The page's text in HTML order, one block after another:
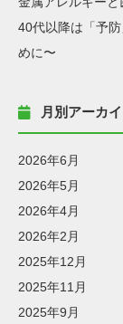
40代以降は「予
めに〜
月別アーカ
2026年6月
2026年5月
2026年4月
2026年2月
2025年12月
2025年11月
2025年9月